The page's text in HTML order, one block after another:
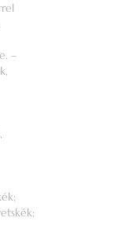
–